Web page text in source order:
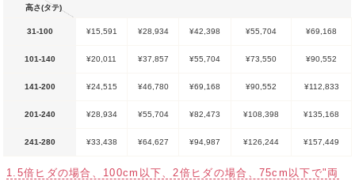
高さ(タテ)
31-100 ¥15,591 ¥28,934 ¥42,398 ¥55,704 ¥69,168
101-140 ¥20,011 ¥37,857 ¥55,704 ¥73,550 ¥90,552
141-200 ¥24,515 ¥46,780 ¥69,168 ¥90,552 ¥112,833
201-240 ¥28,934 ¥55,704 ¥82,473 ¥108,398 ¥135,168
241-280 ¥33,438 ¥64,627 ¥94,987 ¥126,244 ¥157,449
1.5倍ヒダの場合、100cm以下、2倍ヒダの場合、75cm以下で"両